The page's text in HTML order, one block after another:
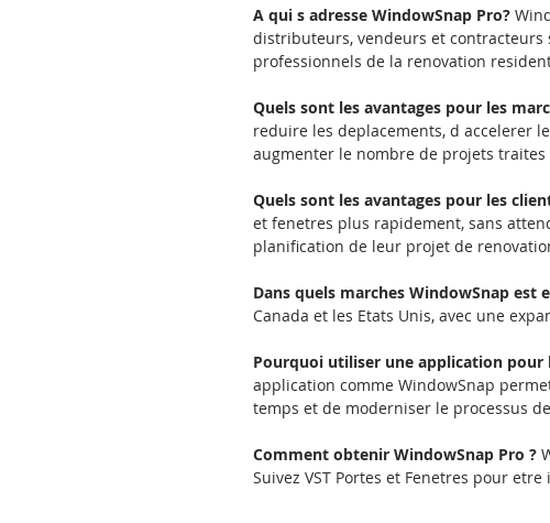
A qui s adresse WindowSnap Pro?
distributeurs, vendeurs et contracteurs
professionnels de la renovation
Quels sont les avantages pour les
reduire les deplacements, d accelerer
augmenter le nombre de projets
Quels sont les avantages pour les
et fenetres plus rapidement, sans
planification de leur projet de
Dans quels marches WindowSnap est
Canada et les Etats Unis, avec une
Pourquoi utiliser une application pour
application comme WindowSnap
temps et de moderniser le processus
Comment obtenir WindowSnap Pro ?
Suivez VST Portes et Fenetres pour